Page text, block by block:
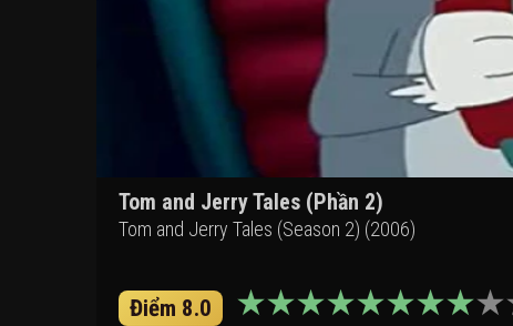
Tom and Jerry Tales (Phần 2)
Tom and Jerry Tales (Season 2) (2006)
Điểm 8.0